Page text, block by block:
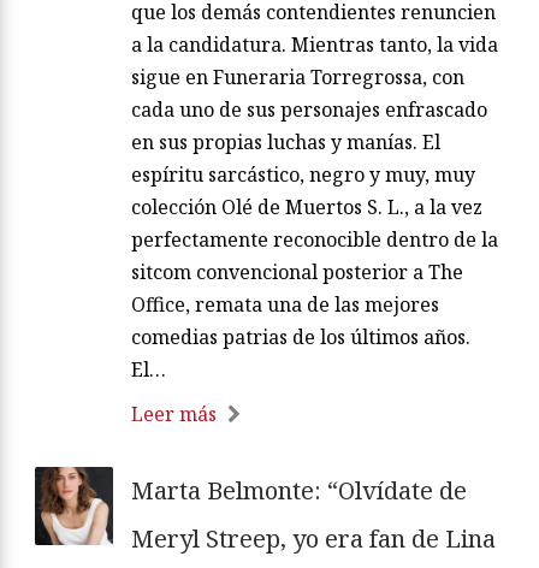
que los demás contendientes renuncien
a la candidatura. Mientras tanto, la vida
sigue en Funeraria Torregrossa, con
cada uno de sus personajes enfrascado
en sus propias luchas y manías. El
espíritu sarcástico, negro y muy, muy
colección Olé de Muertos S. L., a la vez
perfectamente reconocible dentro de la
sitcom convencional posterior a The
Office, remata una de las mejores
comedias patrias de los últimos años.
El…
Leer más
Marta Belmonte: “Olvídate de
Meryl Streep, yo era fan de Lina